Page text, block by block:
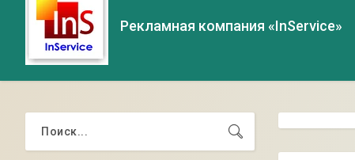
Рекламная компания «InService»